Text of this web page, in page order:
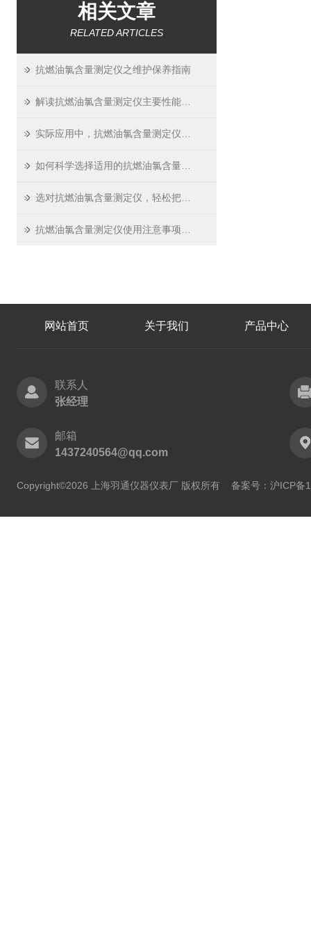
相关文章
RELATED ARTICLES
抗燃油氯含量测定仪之维护保养指南
网站首页 关于我们 产品中心
联系人
张经理
邮箱
1437240564@qq.com
Copyright©2026 上海羽通仪器仪表厂 版权所有 备案号：沪ICP备